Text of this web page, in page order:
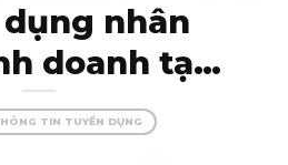
nhân
doanh tại
– thu nhập
ngộ xịn!
TIN TUYỂN DỤNG